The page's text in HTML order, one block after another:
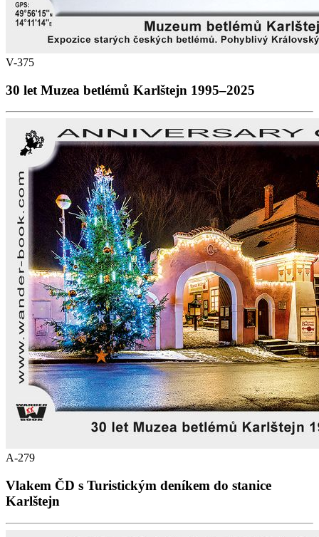
V-375
30 let Muzea betlémů Karlštejn 1995–2025
A-279
Vlakem ČD s Turistickým deníkem do stanice
Karlštejn